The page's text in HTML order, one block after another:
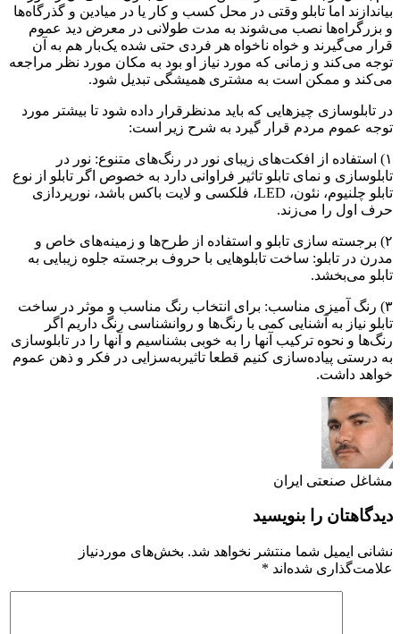
بیاندازند اما تابلو وقتی در محل کسب و کار یا در میادین و گذرگاه‌ها
و بزرگراه‌ها نصب می‌شوند به مدت طولانی در معرض دید عموم
قرار می‌گیرند و خواه ناخواه هر فردی حتی شده یک‌بار هم به آن
توجه می‌کند و زمانی که مورد نیاز او بود به مکان مورد نظر مراجعه
می‌کند و ممکن است به مشتری همیشگی تبدیل شود.
در تابلوسازی چیزهایی که باید مدنظرقرار داده شود تا بیشتر مورد
توجه عموم مردم قرار گیرد به شرح زیر است:
۱) استفاده از افکت‌های زیبای نور در رنگ‌های متنوع: نور در
تابلوسازی و نمای تابلو تاثیر فراوانی دارد به خصوص اگر تابلو از نوع
تابلو چلنیوم، نئون، LED، فلکسی و لایت باکس باشد، نورپردازی
حرف اول را می‌زند.
۲) برجسته سازی تابلو و استفاده از طرح‌ها و زمینه‌های خاص و
مدرن در تابلو: ساخت تابلوهایی با حروف برجسته جلوه زیبایی به
تابلو می‌بخشد.
۳) رنگ آمیزی مناسب: برای انتخاب رنگ مناسب و موثر در ساخت
تابلو نیاز به آشنایی کمی با رنگ‌ها و روانشناسی رنگ داریم اگر
رنگ‌ها و نحوه ترکیب آنها را به خوبی بشناسیم و آنها را در تابلوسازی
به درستی پیاده‌سازی کنیم قطعا تاثیربه‌سزایی در فکر و ذهن عموم
خواهد داشت.
مشاغل صنعتی ایران
دیدگاهتان را بنویسید
نشانی ایمیل شما منتشر نخواهد شد. بخش‌های موردنیاز
علامت‌گذاری شده‌اند *